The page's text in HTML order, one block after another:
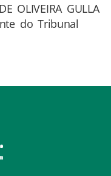
OLIVEIRA GULLA
do Tribunal